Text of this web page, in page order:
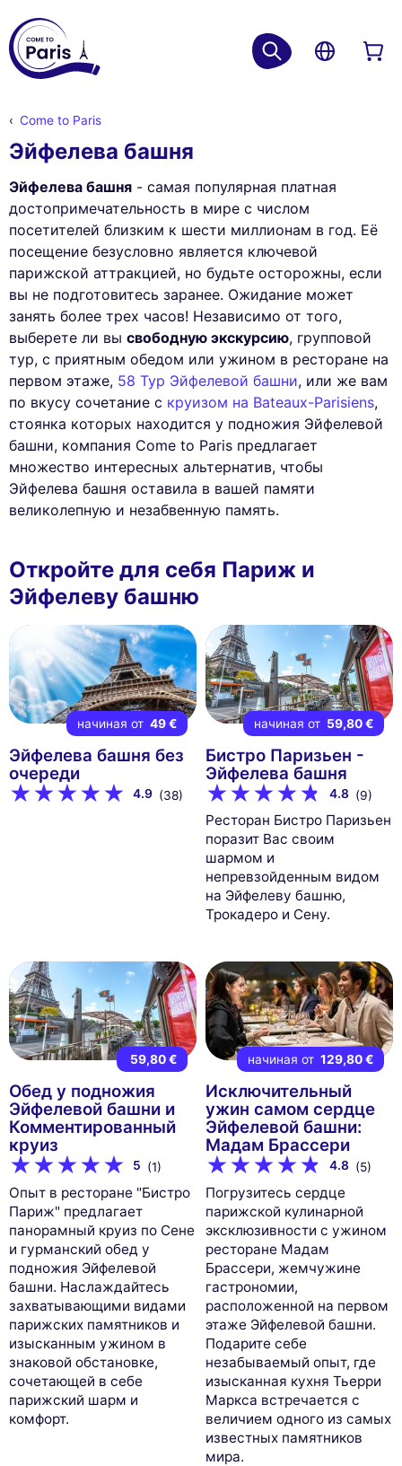
Come to Paris
Эйфелева башня
Эйфелева башня - самая популярная платная
достопримечательность в мире с числом
посетителей близким к шести миллионам в год. Её
посещение безусловно является ключевой
парижской аттракцией, но будьте осторожны, если
вы не подготовитесь заранее. Ожидание может
занять более трех часов! Независимо от того,
выберете ли вы свободную экскурсию, групповой
тур, с приятным обедом или ужином в ресторане на
первом этаже, 58 Тур Эйфелевой башни, или же вам
по вкусу сочетание с круизом на Bateaux-Parisiens,
стоянка которых находится у подножия Эйфелевой
башни, компания Come to Paris предлагает
множество интересных альтернатив, чтобы
Эйфелева башня оставила в вашей памяти
великолепную и незабвенную память.
Откройте для себя Париж и
Эйфелеву башню
начиная от 49 €
Эйфелева башня без
очереди
4.9 (38)
начиная от 59,80 €
Бистро Паризьен -
Эйфелева башня
4.8 (9)
Ресторан Бистро Паризьен
поразит Вас своим
шармом и
непревзойденным видом
на Эйфелеву башню,
Трокадеро и Сену.
59,80 €
Обед у подножия
Эйфелевой башни и
Комментированный
круиз
5 (1)
Опыт в ресторане "Бистро
Париж" предлагает
панорамный круиз по Сене
и гурманский обед у
подножия Эйфелевой
башни. Наслаждайтесь
захватывающими видами
парижских памятников и
изысканным ужином в
знаковой обстановке,
сочетающей в себе
парижский шарм и
комфорт.
начиная от 129,80 €
Исключительный
ужин самом сердце
Эйфелевой башни:
Мадам Брассери
4.8 (5)
Погрузитесь сердце
парижской кулинарной
эксклюзивности с ужином
ресторане Мадам
Брассери, жемчужине
гастрономии,
расположенной на первом
этаже Эйфелевой башни.
Подарите себе
незабываемый опыт, где
изысканная кухня Тьерри
Маркса встречается с
величием одного из самых
известных памятников
мира.